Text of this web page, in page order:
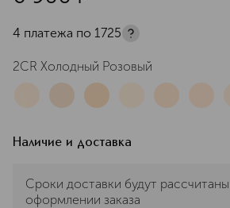
4 платежа по 1725
2CR Холодный Розовый
Наличие и доставка
Сроки доставки будут
оформлении заказа